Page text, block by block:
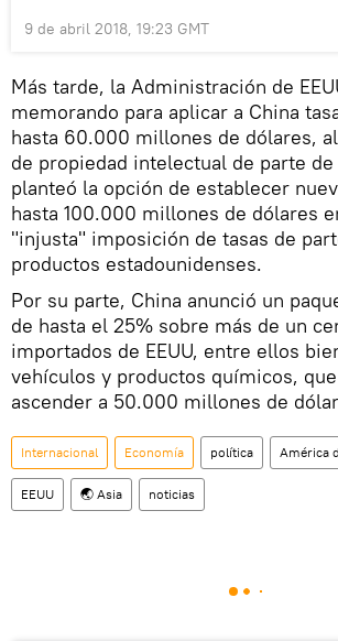
9 de abril 2018, 19:23 GMT
Más tarde, la Administración de
memorando para aplicar a China
hasta 60.000 millones de dólares,
de propiedad intelectual de parte de
planteó la opción de establecer
hasta 100.000 millones de dólares
"injusta" imposición de tasas de
productos estadounidenses.
Por su parte, China anunció un
de hasta el 25% sobre más de un
importados de EEUU, entre ellos
vehículos y productos químicos,
ascender a 50.000 millones de
Internacional Economía política América
EEUU 🌏 Asia noticias